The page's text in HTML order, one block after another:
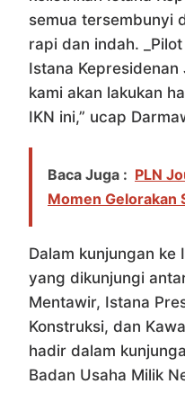
semua tersembunyi
rapi dan indah.
Istana
kami akan lakukan
IKN ini,” ucap
Baca Juga : PLN
Momen Gelorakan
Dalam kunjungan ke
yang dikunjungi
Mentawir, Istana
Konstruksi, dan
hadir dalam
Badan Usaha Milik